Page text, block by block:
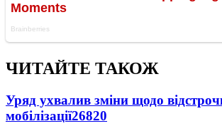
ЧИТАЙТЕ ТАКОЖ
Уряд ухвалив зміни щодо
мобілізації26820